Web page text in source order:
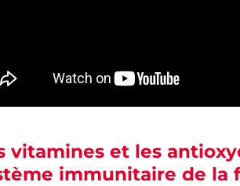
vitamines et les
immunitaire de la